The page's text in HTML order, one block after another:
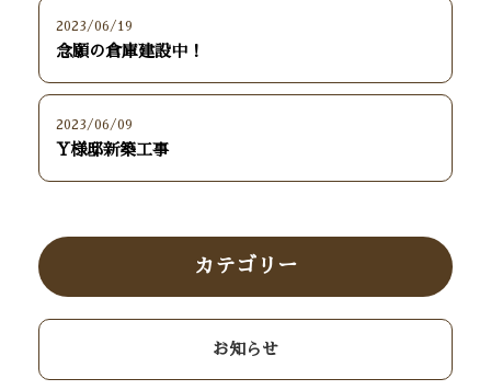
2023/06/19
念願の倉庫建設中！
2023/06/09
Y様邸新築工事
カテゴリー
お知らせ